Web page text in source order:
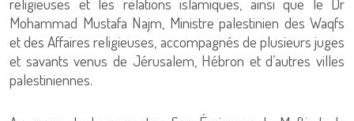
Mohammad Mustafa Najm, Ministre palestinien des Waqfs
et des Affaires religieuses, accompagnés de plusieurs juges
et savants venus de Jérusalem, Hébron et d’autres villes
palestiniennes.